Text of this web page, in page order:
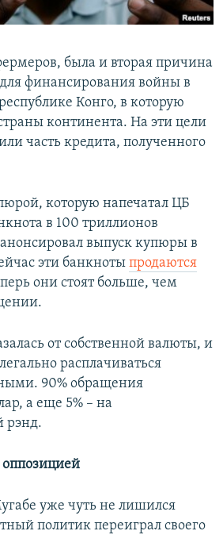
была и вторая причина
финансирования войны в
Конго, в которую
континента. На эти цели
часть кредита, полученного
которую напечатал ЦБ
в 100 триллионов
выпуск купюры в
эти банкноты продаются
они стоят больше, чем
от собственной валюты, и
расплачиваться
90% обращения
а еще 5% – на
рэнд.
уже чуть не лишился
политик переиграл своего